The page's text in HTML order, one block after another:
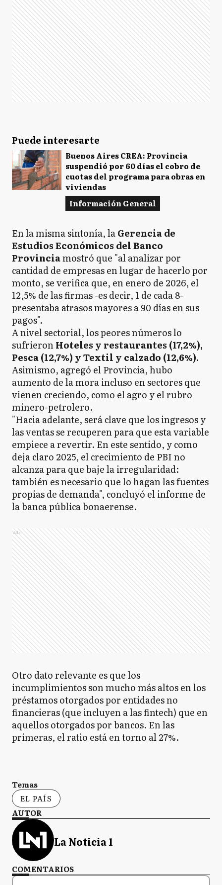
Puede interesarte
Buenos Aires CREA: Provincia
suspendió por 60 días el cobro de
cuotas del programa para obras en
viviendas
Información General
En la misma sintonía, laGerencia de
Estudios Económicos del Banco
Provinciamostró que "al analizar por
cantidad de empresas en lugar de hacerlo por
monto, se verifica que, en enero de 2026, el
12,5% de las firmas -es decir, 1 de cada 8-
presentaba atrasos mayores a 90 días en sus
pagos".
A nivel sectorial, los peores números lo
sufrieronHoteles y restaurantes (17,2%),
Pesca (12,7%) y Textil y calzado (12,6%).
Asimismo, agregó el Provincia, hubo
aumento de la mora incluso en sectores que
vienen creciendo, como el agro y el rubro
minero-petrolero.
"Hacia adelante, será clave que los ingresos y
las ventas se recuperen para que esta variable
empiece a revertir. En este sentido, y como
deja claro 2025, el crecimiento de PBI no
alcanza para que baje la irregularidad:
también es necesario que lo hagan las fuentes
propias de demanda", concluyó el informe de
la banca pública bonaerense.
Ads
Otro dato relevante es que los
incumplimientos son mucho más altos en los
préstamos otorgados por entidades no
financieras (que incluyen a las fintech) que en
aquellos otorgados por bancos. En las
primeras, el ratio está en torno al 27%.
Temas
EL PAÍS
AUTOR
La Noticia 1
COMENTARIOS